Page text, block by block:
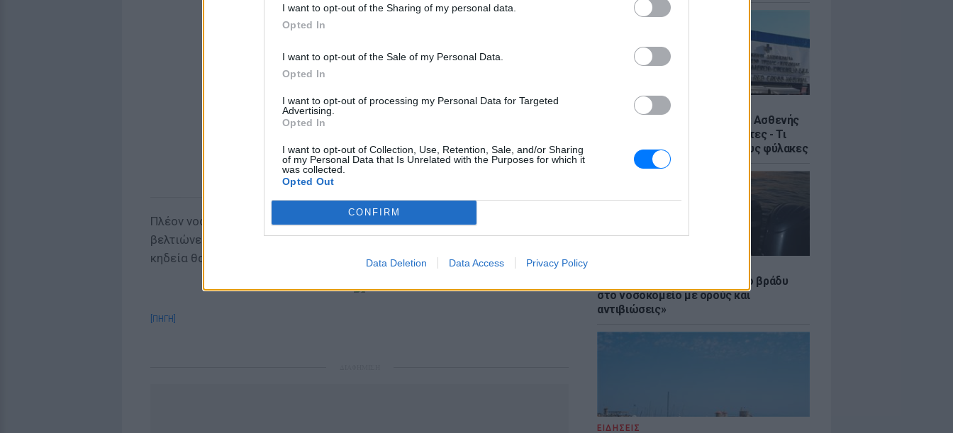
I want to opt-out of the Sharing of my personal data.
Opted In
I want to opt-out of the Sale of my Personal Data.
Opted In
I want to opt-out of processing my Personal Data for Targeted
Advertising.
Opted In
I want to opt-out of Collection, Use, Retention, Sale, and/or Sharing
of my Personal Data that Is Unrelated with the Purposes for which it
was collected.
Opted Out
CONFIRM
Data Deletion Data Access Privacy Policy
ΕΙΔΗΣΕΙΣ
Επίθεση στον Ερυθρό Σταυρό: Ασθενής
χτύπησε νοσηλεύτρια σε πόρτες - Τι
καταγγέλλει η ΠΟΕΔΗΝ για τους φύλακες
Ιωάννα Τούνη: «Έβγαλα όλο το βράδυ
στο νοσοκομείο με ορούς και
αντιβιώσεις»
ΕΙΔΗΣΕΙΣ
Πλέον νοσηλεύεται και οι οικείοι του αναφέρουν πως η κατάστασή του
βελτιώνεται αργά αλλά σταθερά. Και φυσικά όλοι όσοι ήταν παρόντες στην
κηδεία θα έχουν μια τρομερή ιστορία να λένε.
[ΠΗΓΗ]